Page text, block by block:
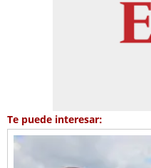
Te puede interesar: